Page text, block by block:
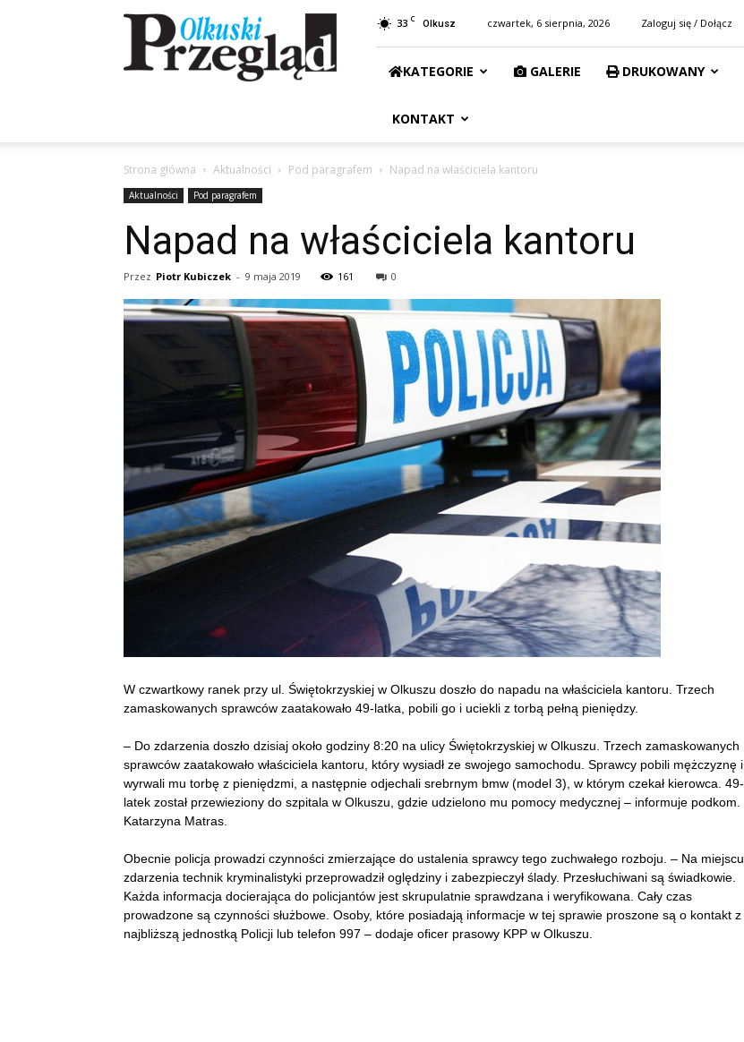
Przegląd
Olkuski
33 C Olkusz czwartek, 6 sierpnia, 2026 Zaloguj się / Dołącz
KATEGORIE GALERIE DRUKOWANY
KONTAKT
Strona główna Aktualności Pod paragrafem Napad na właściciela kantoru
Aktualności Pod paragrafem
Napad na właściciela kantoru
Przez Piotr Kubiczek - 9 maja 2019 161 0
W czwartkowy ranek przy ul. Świętokrzyskiej w Olkuszu doszło do napadu na właściciela kantoru. Trzech
zamaskowanych sprawców zaatakowało 49-latka, pobili go i uciekli z torbą pełną pieniędzy.
– Do zdarzenia doszło dzisiaj około godziny 8:20 na ulicy Świętokrzyskiej w Olkuszu. Trzech zamaskowanych
sprawców zaatakowało właściciela kantoru, który wysiadł ze swojego samochodu. Sprawcy pobili mężczyznę i
wyrwali mu torbę z pieniędzmi, a następnie odjechali srebrnym bmw (model 3), w którym czekał kierowca. 49-
latek został przewieziony do szpitala w Olkuszu, gdzie udzielono mu pomocy medycznej – informuje podkom.
Katarzyna Matras.
Obecnie policja prowadzi czynności zmierzające do ustalenia sprawcy tego zuchwałego rozboju. – Na miejscu
zdarzenia technik kryminalistyki przeprowadził oględziny i zabezpieczył ślady. Przesłuchiwani są świadkowie.
Każda informacja docierająca do policjantów jest skrupulatnie sprawdzana i weryfikowana. Cały czas
prowadzone są czynności służbowe. Osoby, które posiadają informacje w tej sprawie proszone są o kontakt z
najbliższą jednostką Policji lub telefon 997 – dodaje oficer prasowy KPP w Olkuszu.